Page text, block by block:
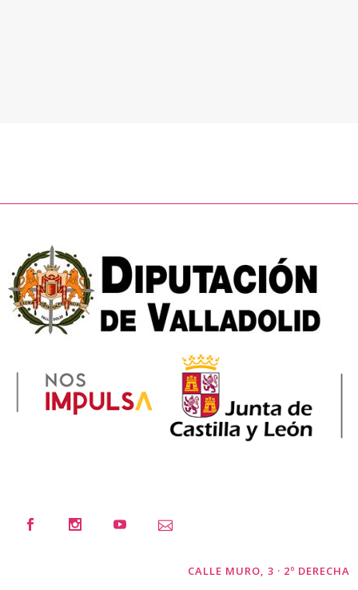
CALLE MURO, 3 · 2º DERECHA